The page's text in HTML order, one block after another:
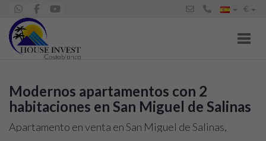
€
Modernos apartamentos con 2
habitaciones en San Miguel de Salinas
Apartamento en venta en San Miguel de Salinas,